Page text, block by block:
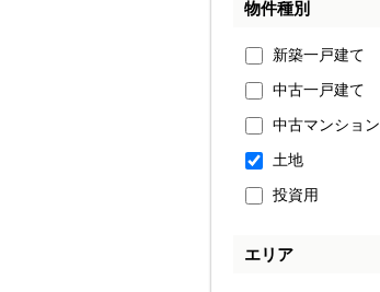
物件種別
新築一戸建て
中古一戸建て
中古マンション
土地
投資用
エリア